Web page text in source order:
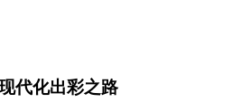
代化出彩之路